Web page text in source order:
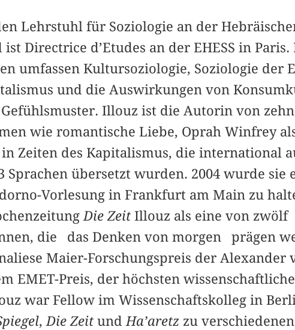
Lehrstuhl für Soziologie an der
Directrice d’Etudes an der EHESS in Paris.
umfassen Kultursoziologie, Soziologie der
und die Auswirkungen von
Illouz ist die Autorin von
wie romantische Liebe, Oprah Winfrey
Zeiten des Kapitalismus, die international
Sprachen übersetzt wurden. 2004 wurde sie
Vorlesung in Frankfurt am Main zu
Die ZeitIllouz als eine von zwölf
die das Denken von morgen prägen
Maier-Forschungspreis der Alexander
EMET-Preis, der höchsten
war Fellow im Wissenschaftskolleg in
, Die Zeitund Ha’aretz zu verschiedenen